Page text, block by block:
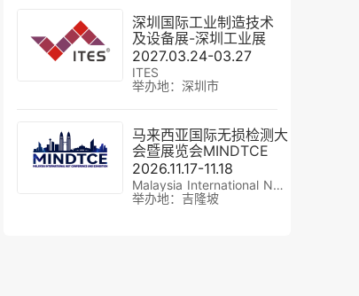
深圳国际工业制造技术
及设备展-深圳工业展
2027.03.24-03.27
ITES
举办地：深圳市
马来西亚国际无损检测大
会暨展览会MINDTCE
2026.11.17-11.18
Malaysia International NDT Conference and Exhibition
举办地：吉隆坡